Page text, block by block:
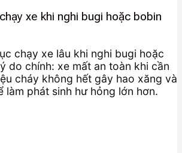
xe khi nghi bugi hoặc bobin
chạy xe lâu khi nghi bugi hoặc
do chính: xe mất an toàn khi cần
cháy không hết gây hao xăng và
làm phát sinh hư hỏng lớn hơn.